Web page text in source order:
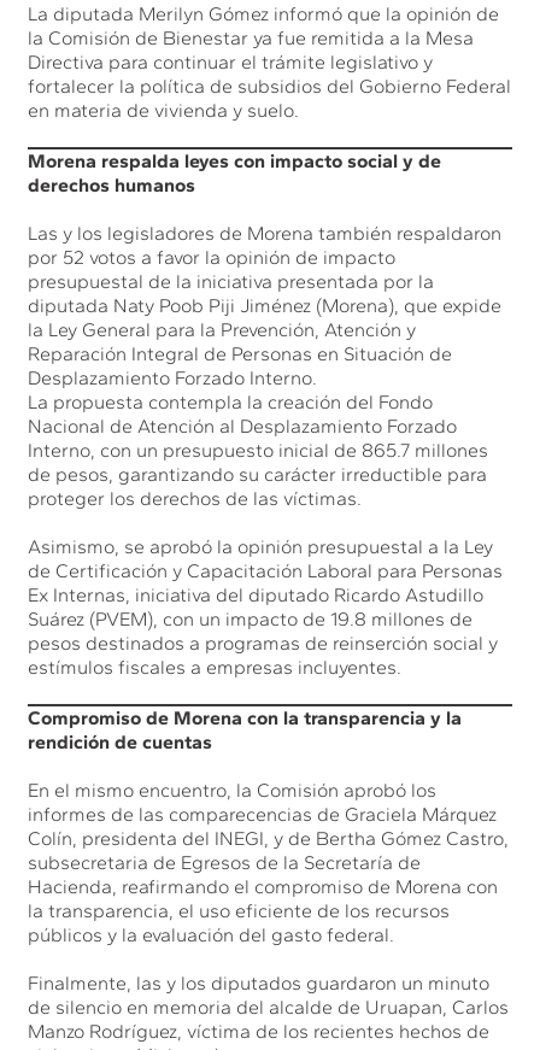
La diputada Merilyn Gómez informó que la opinión de
la Comisión de Bienestar ya fue remitida a la Mesa
Directiva para continuar el trámite legislativo y
fortalecer la política de subsidios del Gobierno Federal
en materia de vivienda y suelo.
Morena respalda leyes con impacto social y de
derechos humanos
Las y los legisladores de Morena también respaldaron
por 52 votos a favor la opinión de impacto
presupuestal de la iniciativa presentada por la
diputada Naty Poob Piji Jiménez (Morena), que expide
la Ley General para la Prevención, Atención y
Reparación Integral de Personas en Situación de
Desplazamiento Forzado Interno.
La propuesta contempla la creación del Fondo
Nacional de Atención al Desplazamiento Forzado
Interno, con un presupuesto inicial de 865.7 millones
de pesos, garantizando su carácter irreductible para
proteger los derechos de las víctimas.
Asimismo, se aprobó la opinión presupuestal a la Ley
de Certificación y Capacitación Laboral para Personas
Ex Internas, iniciativa del diputado Ricardo Astudillo
Suárez (PVEM), con un impacto de 19.8 millones de
pesos destinados a programas de reinserción social y
estímulos fiscales a empresas incluyentes.
Compromiso de Morena con la transparencia y la
rendición de cuentas
En el mismo encuentro, la Comisión aprobó los
informes de las comparecencias de Graciela Márquez
Colín, presidenta del INEGI, y de Bertha Gómez Castro,
subsecretaria de Egresos de la Secretaría de
Hacienda, reafirmando el compromiso de Morena con
la transparencia, el uso eficiente de los recursos
públicos y la evaluación del gasto federal.
Finalmente, las y los diputados guardaron un minuto
de silencio en memoria del alcalde de Uruapan, Carlos
Manzo Rodríguez, víctima de los recientes hechos de